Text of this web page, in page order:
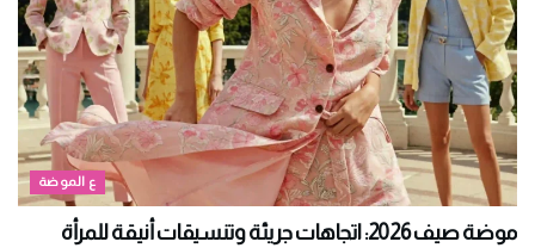
ع الموضة
موضة صيف 2026: اتجاهات جريئة وتنسيقات أنيقة للمرأة